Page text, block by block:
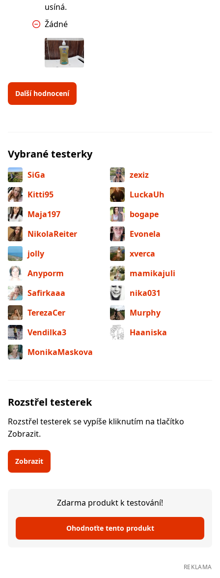
usíná.
Žádné
Další hodnocení
Vybrané testerky
SiGa
zexiz
Kitti95
LuckaUh
Maja197
bogape
NikolaReiter
Evonela
jolly
xverca
Anyporm
mamikajuli
Safirkaaa
nika031
TerezaCer
Murphy
Vendilka3
Haaniska
MonikaMaskova
Rozstřel testerek
Rozstřel testerek se vypíše kliknutím na tlačítko
Zobrazit.
Zobrazit
Zdarma produkt k testování!
Ohodnoťte tento produkt
REKLAMA